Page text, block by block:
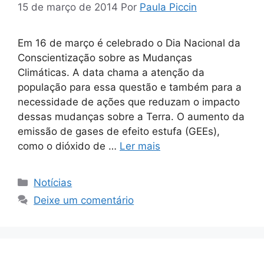
15 de março de 2014 Por Paula Piccin
Em 16 de março é celebrado o Dia Nacional da
Conscientização sobre as Mudanças
Climáticas. A data chama a atenção da
população para essa questão e também para a
necessidade de ações que reduzam o impacto
dessas mudanças sobre a Terra. O aumento da
emissão de gases de efeito estufa (GEEs),
como o dióxido de … Ler mais
Notícias
Deixe um comentário